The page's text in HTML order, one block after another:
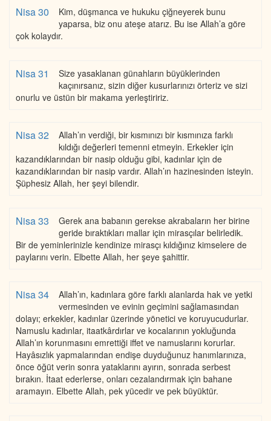
Nisa 30
Kim, düşmanca ve hukuku çiğneyerek bunu
yaparsa, biz onu ateşe atarız. Bu ise Allah’a göre
çok kolaydır.
Nisa 31
Size yasaklanan günahların büyüklerinden
kaçınırsanız, sizin diğer kusurlarınızı örteriz ve sizi
onurlu ve üstün bir makama yerleştiririz.
Nisa 32
Allah’ın verdiği, bir kısmınızı bir kısmınıza farklı
kıldığı değerleri temenni etmeyin. Erkekler için
kazandıklarından bir nasip olduğu gibi, kadınlar için de
kazandıklarından bir nasip vardır. Allah’ın hazinesinden isteyin.
Şüphesiz Allah, her şeyi bilendir.
Nisa 33
Gerek ana babanın gerekse akrabaların her birine
geride bıraktıkları mallar için mirasçılar belirledik.
Bir de yeminlerinizle kendinize mirasçı kıldığınız kimselere de
paylarını verin. Elbette Allah, her şeye şahittir.
Nisa 34
Allah’ın, kadınlara göre farklı alanlarda hak ve yetki
vermesinden ve evinin geçimini sağlamasından
dolayı; erkekler, kadınlar üzerinde yönetici ve koruyucudurlar.
Namuslu kadınlar, itaatkârdırlar ve kocalarının yokluğunda
Allah’ın korunmasını emrettiği iffet ve namuslarını korurlar.
Hayâsızlık yapmalarından endişe duyduğunuz hanımlarınıza,
önce öğüt verin sonra yataklarını ayırın, sonrada serbest
bırakın. İtaat ederlerse, onları cezalandırmak için bahane
aramayın. Elbette Allah, pek yücedir ve pek büyüktür.